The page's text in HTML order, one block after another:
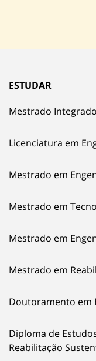
ESTUDAR
Mestrado
Licenciatura em
Mestrado em
Mestrado em
Mestrado em
Mestrado em
Doutoramento em
Diploma de
Reabilitação